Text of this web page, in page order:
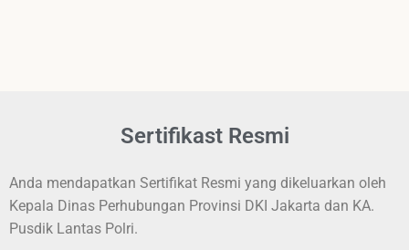
Sertifikast Resmi
Anda mendapatkan Sertifikat Resmi yang dikeluarkan oleh
Kepala Dinas Perhubungan Provinsi DKI Jakarta dan KA.
Pusdik Lantas Polri.